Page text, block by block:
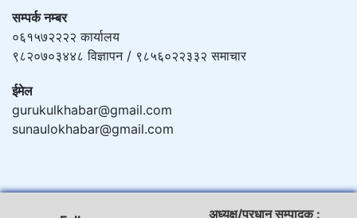
सम्पर्क नम्बर
०६१५७२२२२ कार्यालय
९८२०७०३४४८ विज्ञापन / ९८५६०२२३३२ समाचार
ईमेल
gurukulkhabar@gmail.com
sunaulokhabar@gmail.com
अध्यक्ष/प्रधान सम्पादक :